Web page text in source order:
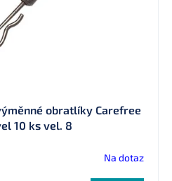
obratlíky Carefree
10 ks vel. 8
Na dotaz